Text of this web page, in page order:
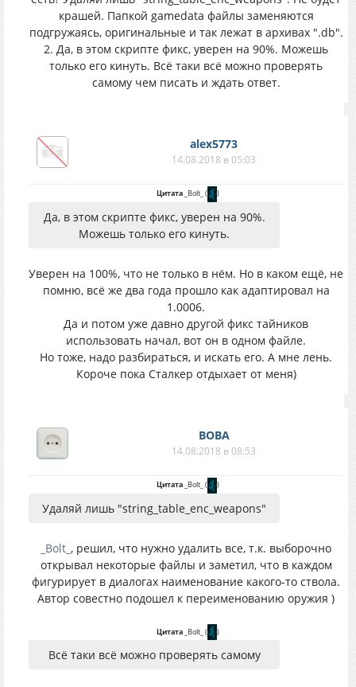
крашей. Папкой gamedata файлы заменяются
подгружаясь, оригинальные и так лежат в архивах ".db".
2. Да, в этом скрипте фикс, уверен на 90%. Можешь
только его кинуть. Всё таки всё можно проверять
самому чем писать и ждать ответ.
alex5773
14.08.2018 в 05:03
Цитата _Bolt_ ( )
Да, в этом скрипте фикс, уверен на 90%.
Можешь только его кинуть.
Уверен на 100%, что не только в нём. Но в каком ещё, не
помню, всё же два года прошло как адаптировал на
1.0006.
Да и потом уже давно другой фикс тайников
использовать начал, вот он в одном файле.
Но тоже, надо разбираться, и искать его. А мне лень.
Короче пока Сталкер отдыхает от меня)
BOBA
14.08.2018 в 08:53
Цитата _Bolt_ ( )
Удаляй лишь "string_table_enc_weapons"
_Bolt_ , решил, что нужно удалить все, т.к. выборочно
открывал некоторые файлы и заметил, что в каждом
фигурирует в диалогах наименование какого-то ствола.
Автор совестно подошел к переименованию оружия )
Цитата _Bolt_ ( )
Всё таки всё можно проверять самому